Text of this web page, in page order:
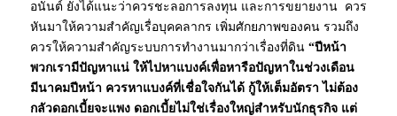
อนันต์ ยังได้แนะว่าควรชะลอการลงทุน และการขยายงาน ควร
หันมาให้ความสำคัญเรื่อบุคคลากร เพิ่มศักยภาพของคน รวมถึง
ควรให้ความสำคัญระบบการทำงานมากว่าเรื่องที่ดิน “ปีหน้า
พวกเรามีปัญหาแน่ ให้ไปหาแบงค์เพื่อหารือปัญหาในช่วงเดือน
มีนาคมปีหน้า ควรหาแบงค์ที่เชื่อใจกันได้ กู้ให้เต็มอัตรา ไม่ต้อง
กลัวดอกเบี้ยจะแพง ดอกเบี้ยไม่ใช่เรื่องใหญ่สำหรับนักธุรกิจ แต่